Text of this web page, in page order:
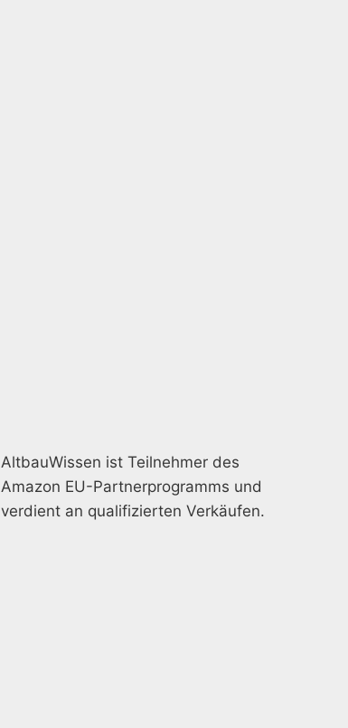
AltbauWissen ist Teilnehmer des
Amazon EU-Partnerprogramms und
verdient an qualifizierten Verkäufen.